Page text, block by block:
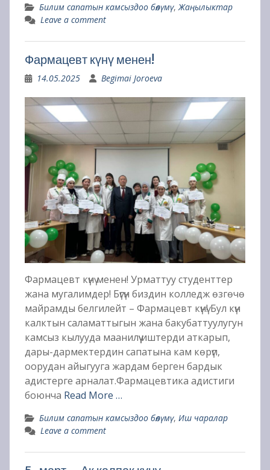
Билим сапатын камсыздоо бөлүмү,Жаңылыктар
Leave a comment
Фармацевт күнү менен!
14.05.2025 Begimai Joroeva
Фармацевт күнү менен! Урматтуу студенттер
жана мугалимдер! Бүгүн биздин колледж өзгөчө
майрамды белгилейт – Фармацевт күнү! Бул күн
калктын саламаттыгын жана бакубаттуулугун
камсыз кылууда маанилүү иштерди аткарып,
дары-дармектердин сапатына кам көрүп,
оорудан айыгууга жардам берген бардык
адистерге арналат.Фармацевтика адистиги
боюнча Read More …
Билим сапатын камсыздоо бөлүмү, Иш чаралар
Leave a comment